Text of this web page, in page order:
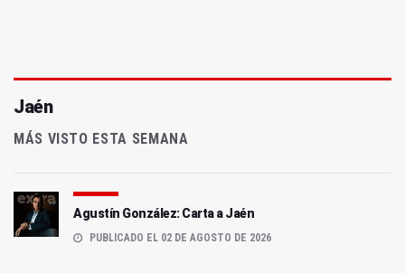
Jaén
MÁS VISTO ESTA SEMANA
Agustín González: Carta a Jaén
PUBLICADO EL 02 DE AGOSTO DE 2026